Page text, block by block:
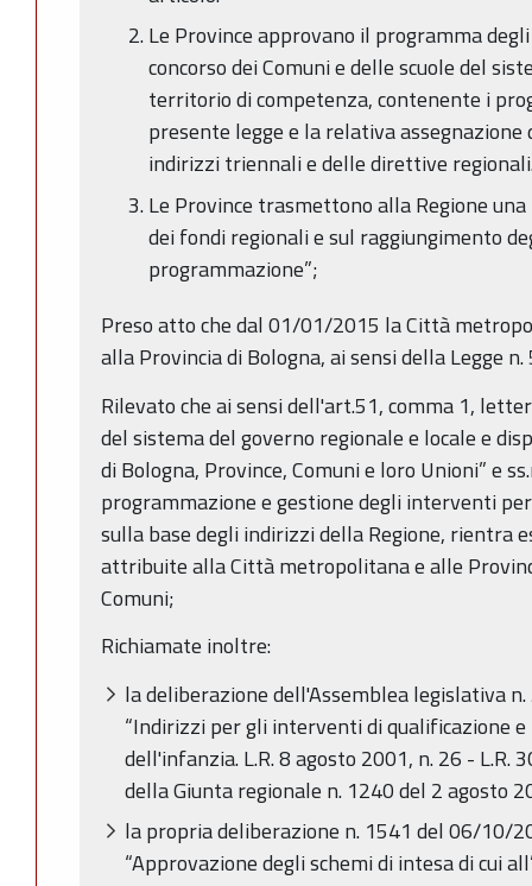
Le Province approvano il programma
concorso dei Comuni e delle scuole del
territorio di competenza, contenente i
presente legge e la relativa
indirizzi triennali e delle direttive
Le Province trasmettono alla Regione
dei fondi regionali e sul raggiungimento
programmazione”;
Preso atto che dal 01/01/2015 la Città
alla Provincia di Bologna, ai sensi della Legge
Rilevato che ai sensi dell'art.51, comma 1,
del sistema del governo regionale e locale e
di Bologna, Province, Comuni e loro Unioni” e
programmazione e gestione degli interventi
sulla base degli indirizzi della Regione, rientra
attribuite alla Città metropolitana e alle
Comuni;
Richiamate inoltre:
la deliberazione dell'Assemblea legislativa
“Indirizzi per gli interventi di qualificazione
dell'infanzia. L.R. 8 agosto 2001, n. 26 - L.R.
della Giunta regionale n. 1240 del 2 agosto
la propria deliberazione n. 1541 del 06/10/
“Approvazione degli schemi di intesa di cui